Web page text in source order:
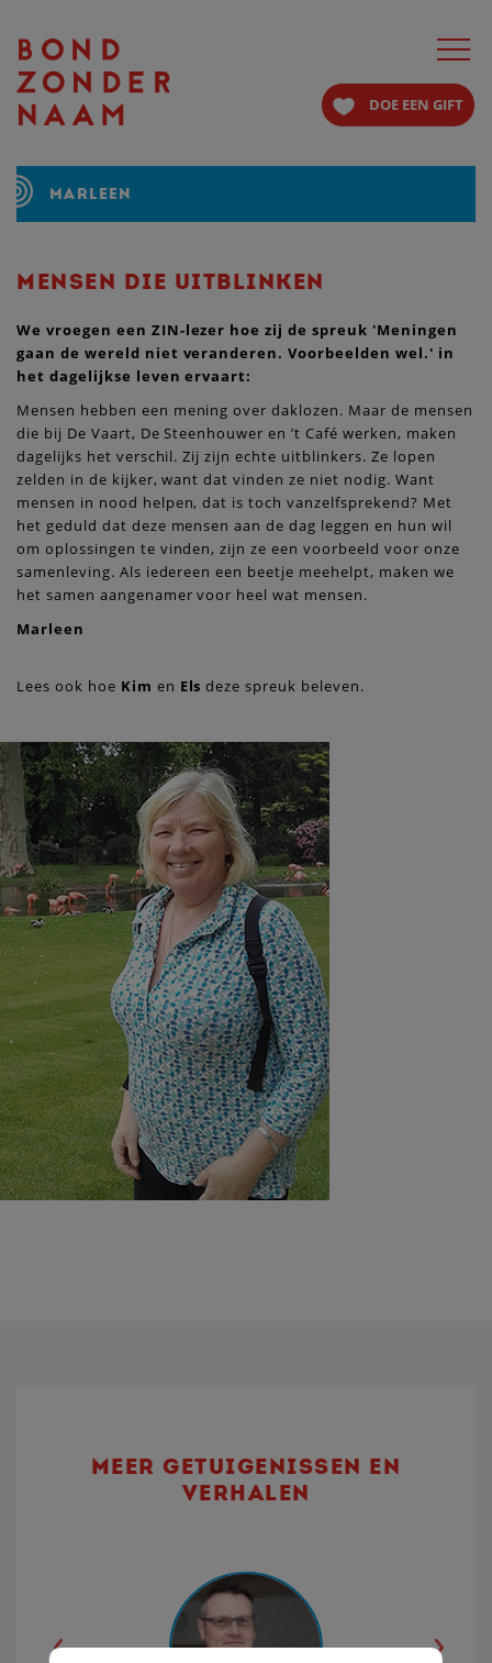
Toggle
DOE EEN GIFT
MARLEEN
MENSEN DIE UITBLINKEN
We vroegen een ZIN-lezer hoe zij de spreuk 'Meningen
gaan de wereld niet veranderen. Voorbeelden wel.' in
het dagelijkse leven ervaart:
Mensen hebben een mening over daklozen. Maar de mensen
die bij De Vaart, De Steenhouwer en ’t Café werken, maken
dagelijks het verschil. Zij zijn echte uitblinkers. Ze lopen
zelden in de kijker, want dat vinden ze niet nodig. Want
mensen in nood helpen, dat is toch vanzelfsprekend? Met
het geduld dat deze mensen aan de dag leggen en hun wil
om oplossingen te vinden, zijn ze een voorbeeld voor onze
samenleving. Als iedereen een beetje meehelpt, maken we
het samen aangenamer voor heel wat mensen.
Marleen
Lees ook hoe Kim en Els deze spreuk beleven.
MEER GETUIGENISSEN EN
VERHALEN